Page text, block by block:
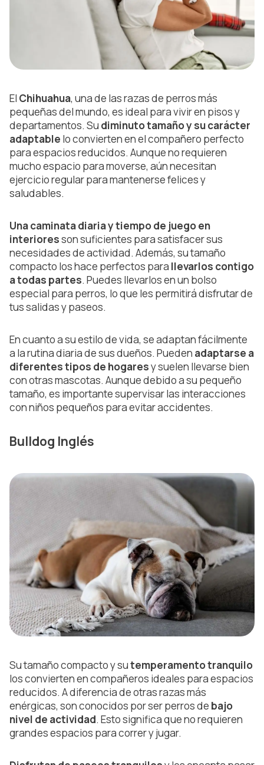
El Chihuahua, una de las razas de perros más
pequeñas del mundo, es ideal para vivir en pisos y
departamentos. Su diminuto tamaño y su carácter
adaptable lo convierten en el compañero perfecto
para espacios reducidos. Aunque no requieren
mucho espacio para moverse, aún necesitan
ejercicio regular para mantenerse felices y
saludables.
Una caminata diaria y tiempo de juego en
interioresson suficientes para satisfacer sus
necesidades de actividad. Además, su tamaño
compacto los hace perfectos para llevarlos contigo
a todas partes. Puedes llevarlos en un bolso
especial para perros, lo que les permitirá disfrutar de
tus salidas y paseos.
En cuanto a su estilo de vida, se adaptan fácilmente
a la rutina diaria de sus dueños. Pueden adaptarse a
diferentes tipos de hogaresy suelen llevarse bien
con otras mascotas. Aunque debido a su pequeño
tamaño, es importante supervisar las interacciones
con niños pequeños para evitar accidentes.
Bulldog Inglés
Su tamaño compacto y sutemperamento tranquilo
los convierten en compañeros ideales para espacios
reducidos. A diferencia de otras razas más
enérgicas, son conocidos por ser perros de bajo
nivel de actividad. Esto significa que no requieren
grandes espacios para correr y jugar.